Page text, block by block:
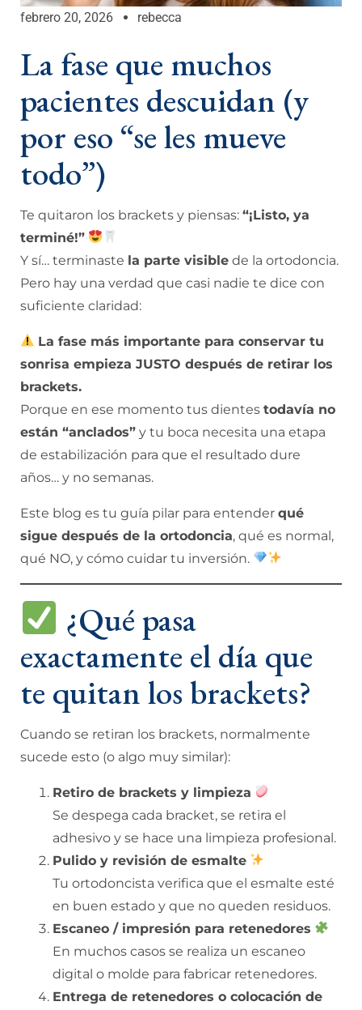
febrero 20, 2026 rebecca
La fase que muchos
pacientes descuidan (y
por eso “se les mueve
todo”)
Te quitaron los brackets y piensas: “¡Listo, ya
terminé!”
Y sí… terminaste la parte visible de la ortodoncia.
Pero hay una verdad que casi nadie te dice con
suficiente claridad:
La fase más importante para conservar tu
sonrisa empieza JUSTO después de retirar los
brackets.
Porque en ese momento tus dientes todavía no
están “anclados” y tu boca necesita una etapa
de estabilización para que el resultado dure
años… y no semanas.
Este blog es tu guía pilar para entender qué
sigue después de la ortodoncia, qué es normal,
qué NO, y cómo cuidar tu inversión.
¿Qué pasa
exactamente el día que
te quitan los brackets?
Cuando se retiran los brackets, normalmente
sucede esto (o algo muy similar):
Retiro de brackets y limpieza
Se despega cada bracket, se retira el
adhesivo y se hace una limpieza profesional.
Pulido y revisión de esmalte
Tu ortodoncista verifica que el esmalte esté
en buen estado y que no queden residuos.
Escaneo / impresión para retenedores
En muchos casos se realiza un escaneo
digital o molde para fabricar retenedores.
Entrega de retenedores o colocación de